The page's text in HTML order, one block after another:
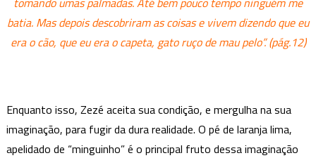
batia. Mas depois descobriram as coisas e vivem dizendo que eu
era o cão, que eu era o capeta, gato ruço de mau pelo”. (pág.12)
Enquanto isso, Zezé aceita sua condição, e mergulha na sua
imaginação, para fugir da dura realidade. O pé de laranja lima,
apelidado de “minguinho” é o principal fruto dessa imaginação